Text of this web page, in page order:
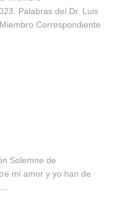
Palabras del Dr. Luis
Correspondiente
Solemne de
mi amor y yo han de